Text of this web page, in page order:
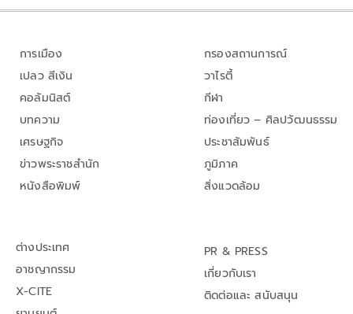
การเมือง
เปลว สีเงิน
คอลัมนิสต์
บทความ
เศรษฐกิจ
ข่าวพระราชสำนัก
หนังสือพิมพ์
กรองสถานการณ์
วาไรตี้
กีฬา
ท่องเที่ยว – ศิลปวัฒนธรรม
ประชาสัมพันธ์
ภูมิภาค
สิ่งแวดล้อม
ต่างประเทศ
อาชญากรรม
X-CITE
PR & PRESS
เกี่ยวกับเรา
ติดต่อและ สนับสนุน